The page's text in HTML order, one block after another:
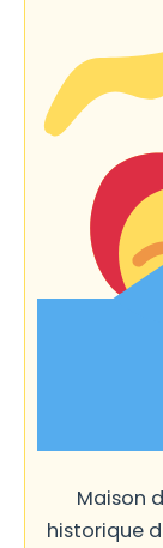
Maison
historique